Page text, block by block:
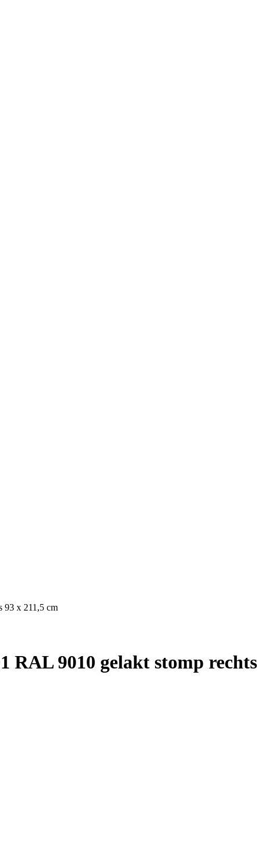
93 x 211,5 cm
9010 gelakt stomp rechts